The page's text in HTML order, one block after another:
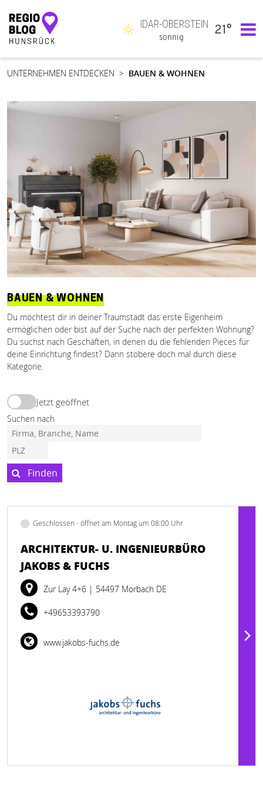
Hauptnavigation
IDAR-OBERSTEIN
sonnig
21°
UNTERNEHMEN ENTDECKEN BAUEN & WOHNEN
BAUEN & WOHNEN
Du möchtest dir in deiner Traumstadt das erste Eigenheim
ermöglichen oder bist auf der Suche nach der perfekten Wohnung?
Du suchst nach Geschäften, in denen du die fehlenden Pieces für
deine Einrichtung findest? Dann stöbere doch mal durch diese
Kategorie.
Jetzt geöffnet
Suchen nach
Finden
Geschlossen - öffnet am Montag um 08:00 Uhr
ARCHITEKTUR- U. INGENIEURBÜRO
JAKOBS & FUCHS
Zur Lay 4+6 | 54497 Morbach DE
+49653393790
www.jakobs-fuchs.de